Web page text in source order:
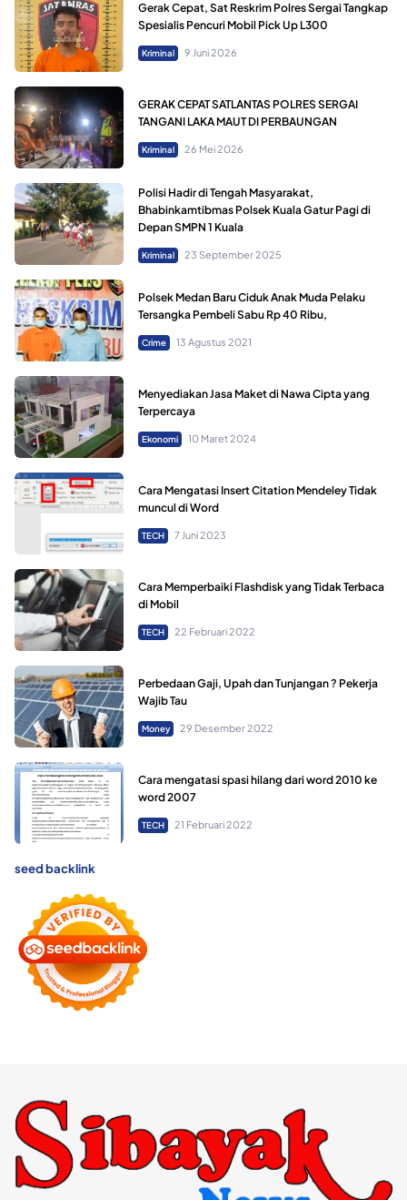
Gerak Cepat, Sat Reskrim Polres Sergai Tangkap
Spesialis Pencuri Mobil Pick Up L300
Kriminal 9 Juni 2026
GERAK CEPAT SATLANTAS POLRES SERGAI
TANGANI LAKA MAUT DI PERBAUNGAN
Kriminal 26 Mei 2026
Polisi Hadir di Tengah Masyarakat,
Bhabinkamtibmas Polsek Kuala Gatur Pagi di
Depan SMPN 1 Kuala
Kriminal 23 September 2025
Polsek Medan Baru Ciduk Anak Muda Pelaku
Tersangka Pembeli Sabu Rp 40 Ribu,
Crime 13 Agustus 2021
Menyediakan Jasa Maket di Nawa Cipta yang
Terpercaya
Ekonomi 10 Maret 2024
Cara Mengatasi Insert Citation Mendeley Tidak
muncul di Word
TECH 7 Juni 2023
Cara Memperbaiki Flashdisk yang Tidak Terbaca
di Mobil
TECH 22 Februari 2022
Perbedaan Gaji, Upah dan Tunjangan ? Pekerja
Wajib Tau
Money 29 Desember 2022
Cara mengatasi spasi hilang dari word 2010 ke
word 2007
TECH 21 Februari 2022
seed backlink